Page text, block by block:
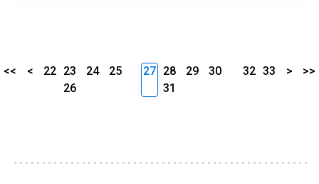
<< < 22 23 24
25
26
27 28 29
30
31
32 33 > >>